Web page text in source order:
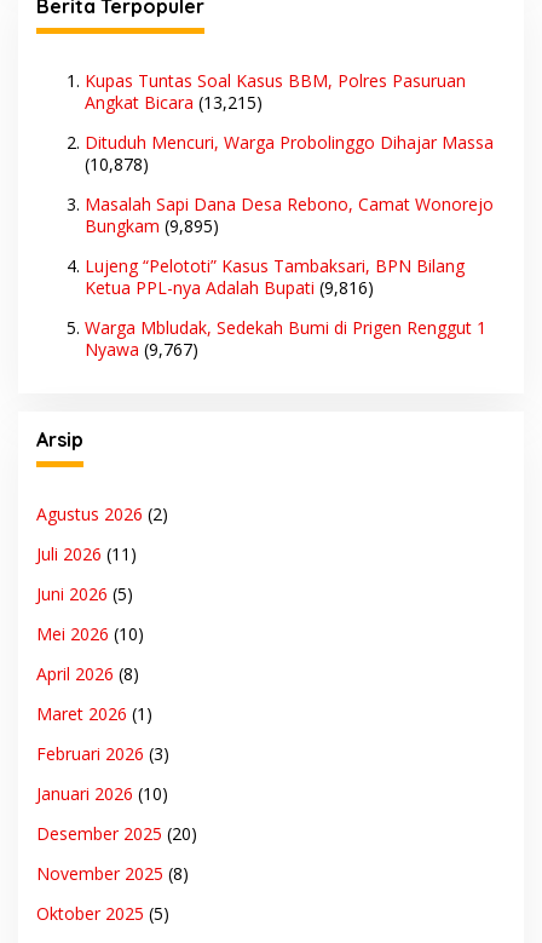
Berita Terpopuler
Kupas Tuntas Soal Kasus BBM, Polres Pasuruan
Angkat Bicara (13,215)
Dituduh Mencuri, Warga Probolinggo Dihajar Massa
(10,878)
Masalah Sapi Dana Desa Rebono, Camat Wonorejo
Bungkam (9,895)
Lujeng “Pelototi” Kasus Tambaksari, BPN Bilang
Ketua PPL-nya Adalah Bupati (9,816)
Warga Mbludak, Sedekah Bumi di Prigen Renggut 1
Nyawa (9,767)
Arsip
Agustus 2026 (2)
Juli 2026 (11)
Juni 2026 (5)
Mei 2026 (10)
April 2026 (8)
Maret 2026 (1)
Februari 2026 (3)
Januari 2026 (10)
Desember 2025 (20)
November 2025 (8)
Oktober 2025 (5)